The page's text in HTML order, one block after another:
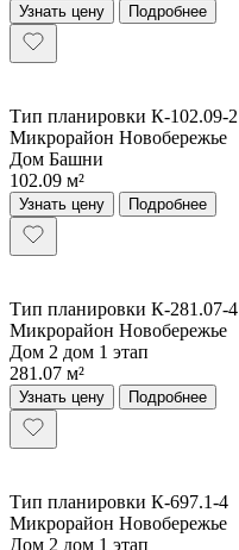
Узнать цену Подробнее
Тип планировки К-102.09-2
Микрорайон Новобережье
Дом Башни
102.09 м²
Узнать цену Подробнее
Тип планировки К-281.07-4
Микрорайон Новобережье
Дом 2 дом 1 этап
281.07 м²
Узнать цену Подробнее
Тип планировки К-697.1-4
Микрорайон Новобережье
Дом 2 дом 1 этап